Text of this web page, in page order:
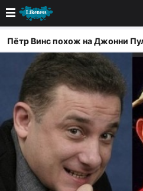
Новые
Лучшие
Голосование
Кандидаты
Случайное сходство 👍
Пётр Винс похож на Джонни